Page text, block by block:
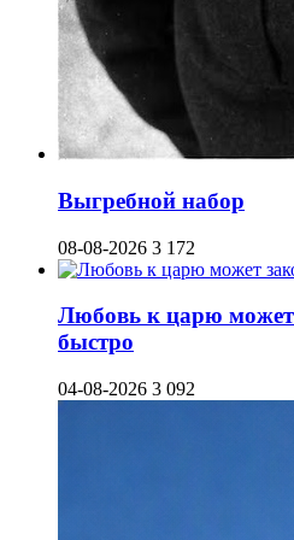
Выгребной набор
08-08-2026 3 172
Любовь к царю может
быстро
04-08-2026 3 092